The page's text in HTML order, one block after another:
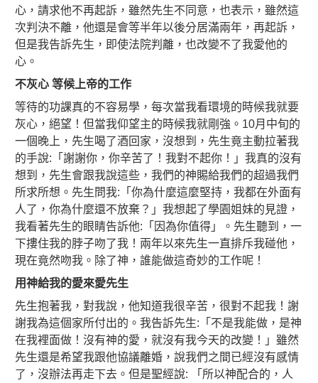
心，請求他不再起訴，雖然先生不同意，也表示，雖然這
次判決不離，他還是會等半年以後分居滿兩年，再起訴，
但是我告訴先生，即使法院判離，也改變不了我愛他的
心。
不灰心 等候上帝的工作
等待的功課真的不容易學，每次當我看環境的時候我就要
灰心，絕望！但當我仰望主的時候我就剛強。10月中旬的
一個晚上，先生喝了酒回家，沒想到，先生竟主動拉著我
的手說:「謝謝你，你辛苦了！我對不起你！」我真的沒有
想到，先生會跟我說這些，我們的神賜給我們的超過我們
所求所想。先生問我:「你為什麼這麼堅持，我都在外面有
人了，你為什麼還不放棄？」我想起了學園姐妹的見證，
我看著先生的眼睛告訴他:「因為你值得」。先生聽到，一
下摟住我的脖子吻了我！兩年以來先生一直排斥我碰他，
現在竟然吻我。除了神，誰能做這奇妙的工作呢！
用神給我的愛來愛先生
先生抱著我，對我說，他知道我很辛苦，很對不起我！謝
謝我為這個家所付出的。我告訴先生:「不是我能做，是神
在我裡面做！沒有神的愛，就沒有我今天的改變！」雖然
先生還是希望我跟他協議離婚，說我們之間已經沒有感情
了，沒辦法再走下去。但是聖經說: 「所以神配合的，人